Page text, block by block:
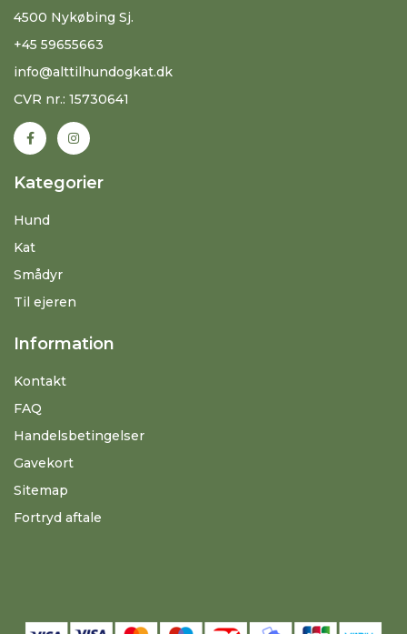
4500 Nykøbing Sj.
+45 59655663
info@alttilhundogkat.dk
CVR nr.: 15730641
Kategorier
Hund
Kat
Smådyr
Til ejeren
Information
Kontakt
FAQ
Handelsbetingelser
Gavekort
Sitemap
Fortryd aftale